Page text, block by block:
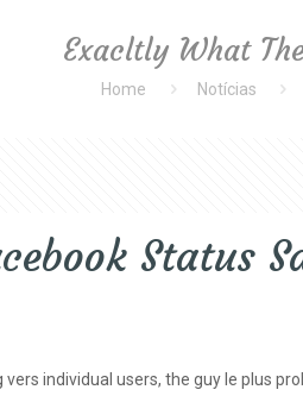
Exacltly What
Home Notícias
Status
individual users, the guy le plus